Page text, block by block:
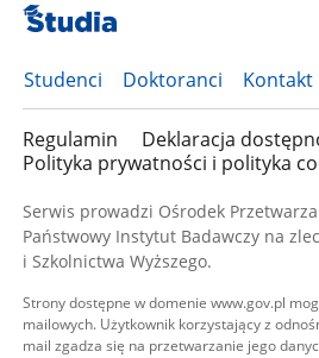
Studenci Doktoranci Kontakt
Regulamin
Deklaracja
Polityka prywatności i polityka
Serwis prowadzi Ośrodek
Państwowy Instytut Badawczy na
i Szkolnictwa Wyższego.
Strony dostępne w domenie www.gov.pl
mailowych. Użytkownik korzystający z
mail zgadza się na przetwarzanie jego